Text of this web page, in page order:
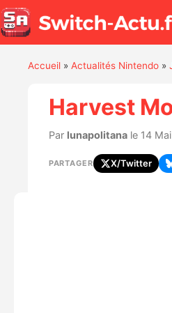
Accueil» Actualités Nintendo»
Harvest
Par lunapolitanale 14
PARTAGER X/Twitter